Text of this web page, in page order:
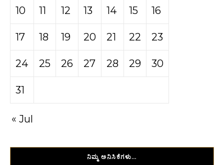
10 11 12 13 14 15 16
17 18 19 20 21 22 23
24 25 26 27 28 29 30
31
« Jul
ನಿಮ್ಮ ಅನಿಸಿಕೆಗಳು…